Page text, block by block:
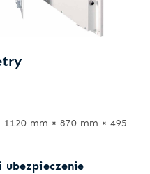
mm × 870 mm × 495
ubezpieczenie